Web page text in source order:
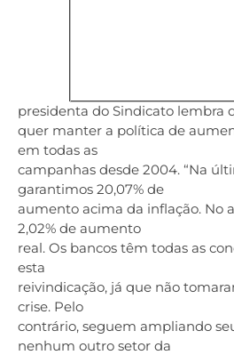
presidenta do Sindicato lembra
quer manter a política de
em todas as
campanhas desde 2004. “Na
garantimos 20,07% de
aumento acima da inflação. No
2,02% de aumento
real. Os bancos têm todas as
esta
reivindicação, já que não
crise. Pelo
contrário, seguem ampliando
nenhum outro setor da